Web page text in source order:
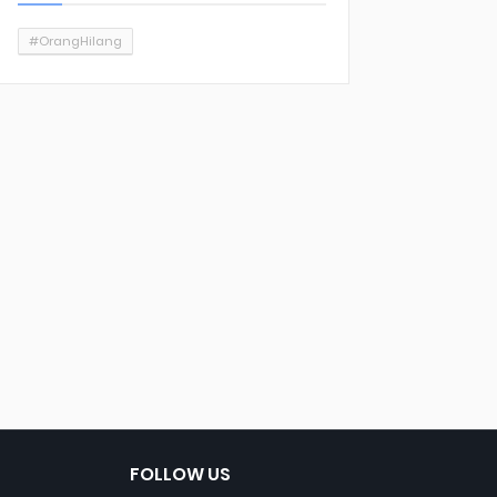
#OrangHilang
FOLLOW US